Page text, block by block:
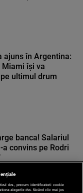
ajuns în Argentina:
își va
ultimul drum
banca! Salariul
convins pe Rodri
dvs., precum identificatorii cookie
alegerile dvs. făcând clic mai jos